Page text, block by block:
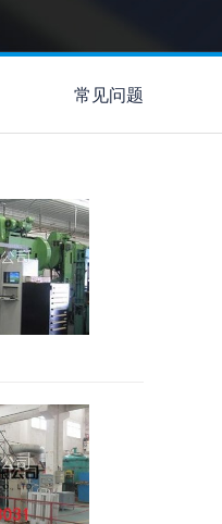
常见问题